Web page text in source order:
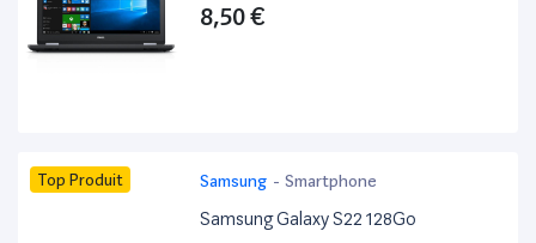
8,50 €
Top Produit Samsung - Smartphone
Samsung Galaxy S22 128Go